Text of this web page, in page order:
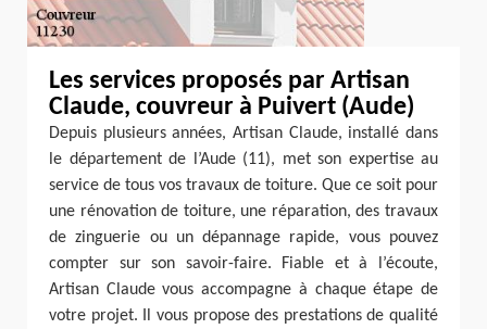
Les services proposés par Artisan
Claude, couvreur à Puivert (Aude)
Depuis plusieurs années, Artisan Claude, installé dans
le département de l’Aude (11), met son expertise au
service de tous vos travaux de toiture. Que ce soit pour
une rénovation de toiture, une réparation, des travaux
de zinguerie ou un dépannage rapide, vous pouvez
compter sur son savoir-faire. Fiable et à l’écoute,
Artisan Claude vous accompagne à chaque étape de
votre projet. Il vous propose des prestations de qualité